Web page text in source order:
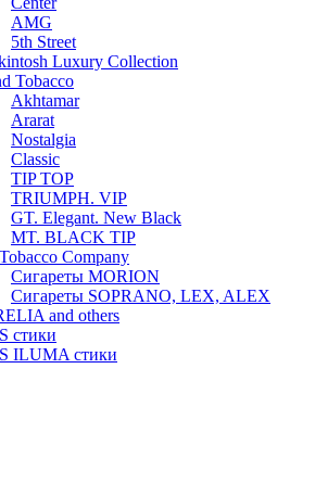
AMG
5th Street
Luxury Collection
Tobacco
Akhtamar
Ararat
Nostalgia
Classic
TIP TOP
TRIUMPH. VIP
GT. Elegant. New Black
MT. BLACK TIP
Company
Сигареты MORION
Сигареты SOPRANO, LEX, ALEX
and others
стики
ILUMA стики